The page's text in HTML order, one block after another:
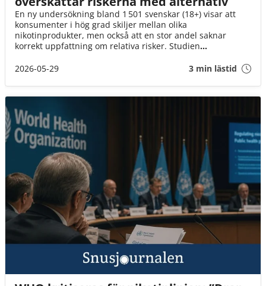
En ny undersökning bland 1 501 svenskar (18+) visar att
konsumenter i hög grad skiljer mellan olika
nikotinprodukter, men också att en stor andel saknar
korrekt uppfattning om relativa risker. Studien
attityder och kunskapsnivåer på en snabbt föränderlig
2026-05-29 3 min lästid